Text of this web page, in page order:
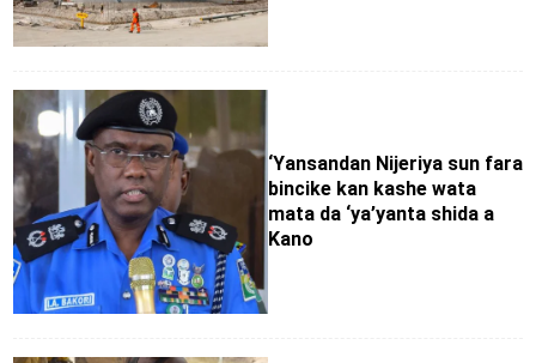
‘Yansandan Nijeriya sun fara
bincike kan kashe wata
mata da ‘ya’yanta shida a
Kano